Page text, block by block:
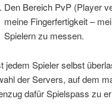
Den Bereich PvP (Player
meine Fingerfertigkeit –
Spielern zu messen.
jedem Spieler selbst
der Servers, auf dem
dafür Spielspass zu